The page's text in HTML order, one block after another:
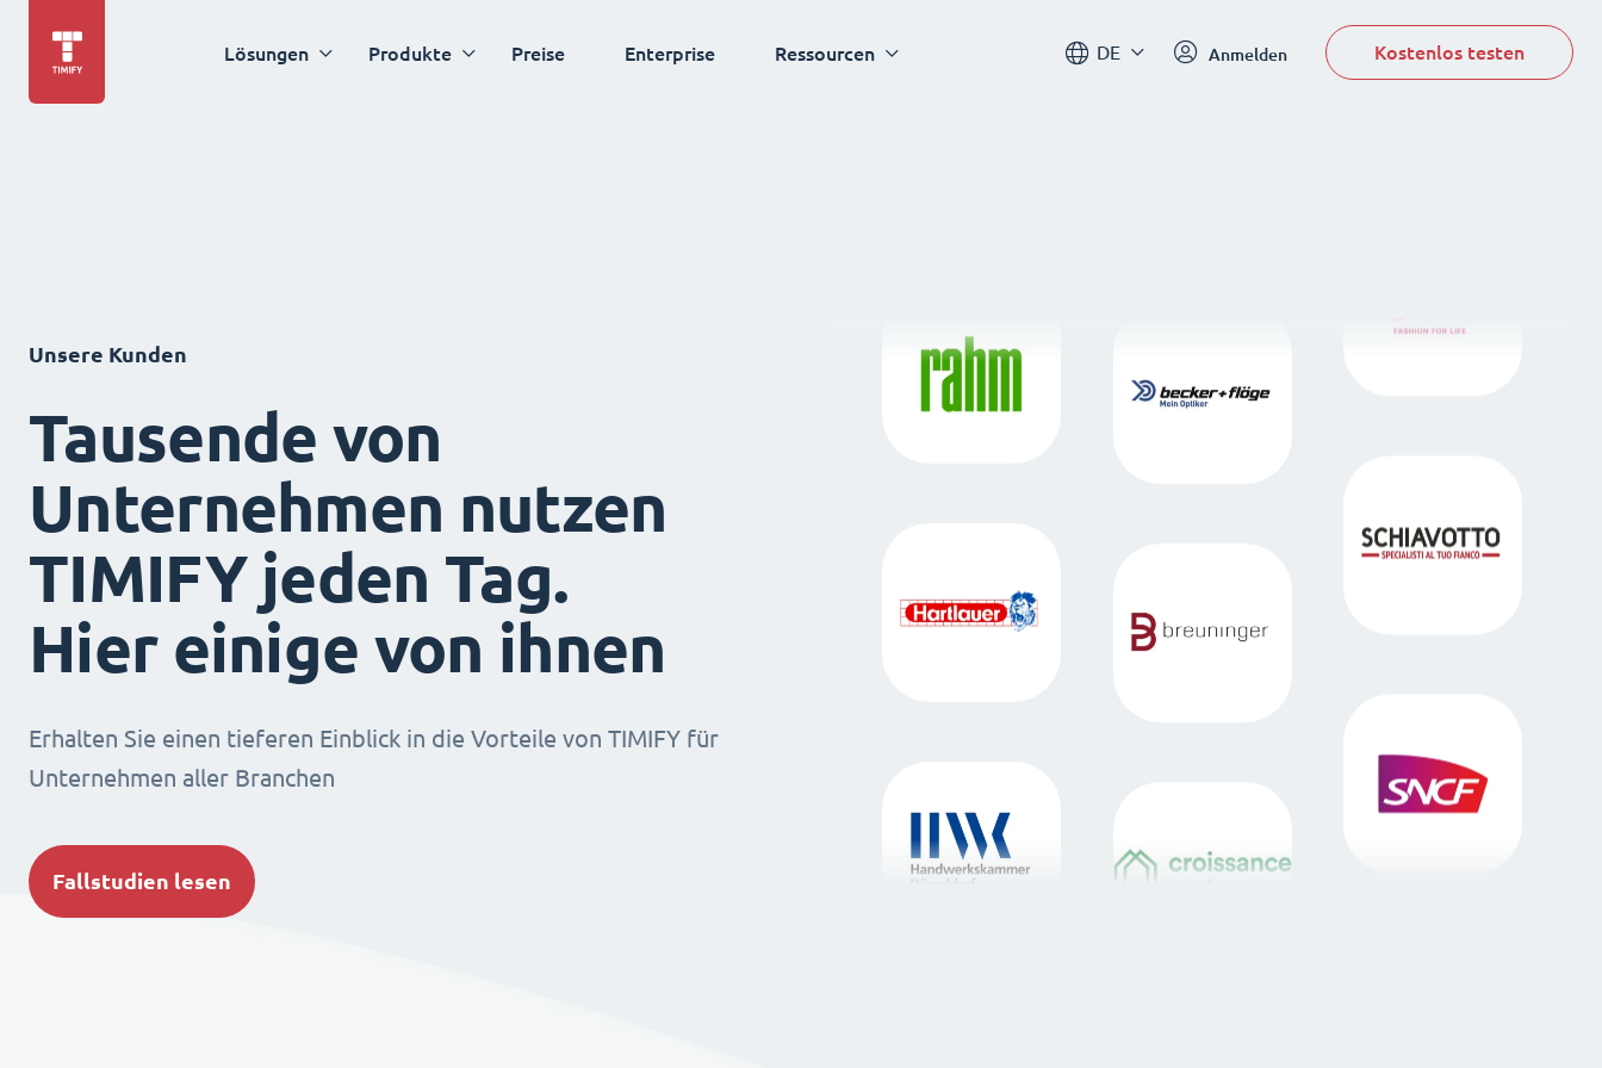
Lösungen Produkte Preise Enterprise Ressourcen DE Anmelden Kostenlos testen
Unsere Kunden
Tausende von
Unternehmen nutzen
TIMIFY jeden Tag.
Hier einige von ihnen
Erhalten Sie einen tieferen Einblick in die Vorteile von TIMIFY für
Unternehmen aller Branchen
Fallstudien lesen